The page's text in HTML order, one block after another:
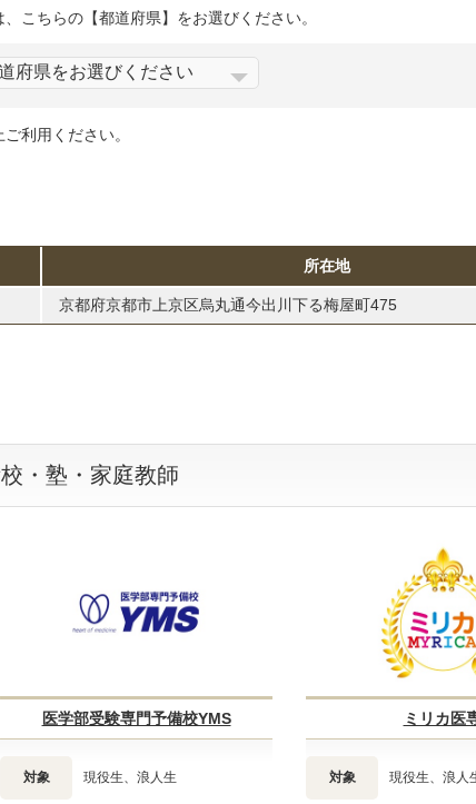
こちらの【都道府県】をお選びください。
利用ください。
所在地
京都府京都市上京区烏丸通今出川下る梅屋町475
・塾・家庭教師
医学部受験専門予備校YMS
対象 現役生、浪人生
ミリカ医
対象 現役生、浪人